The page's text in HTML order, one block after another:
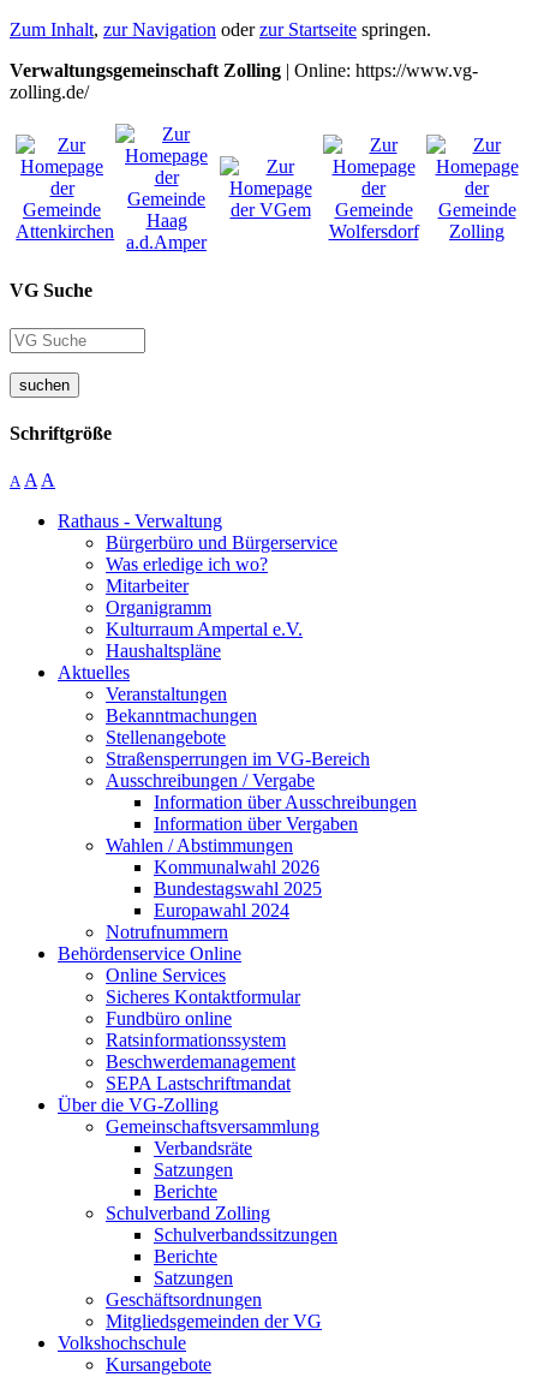
Zum Inhalt, zur Navigation oderzur Startseite springen.
Verwaltungsgemeinschaft Zolling | Online: https://www.vg-
zolling.de/
VG Suche
suchen
Schriftgröße
A A A
Rathaus - Verwaltung
Bürgerbüro und Bürgerservice
Was erledige ich wo?
Mitarbeiter
Organigramm
Kulturraum Ampertal e.V.
Haushaltspläne
Aktuelles
Veranstaltungen
Bekanntmachungen
Stellenangebote
Straßensperrungen im VG-Bereich
Ausschreibungen / Vergabe
Information über Ausschreibungen
Information über Vergaben
Wahlen / Abstimmungen
Kommunalwahl 2026
Bundestagswahl 2025
Europawahl 2024
Notrufnummern
Behördenservice Online
Online Services
Sicheres Kontaktformular
Fundbüro online
Ratsinformationssystem
Beschwerdemanagement
SEPA Lastschriftmandat
Über die VG-Zolling
Gemeinschaftsversammlung
Verbandsräte
Satzungen
Berichte
Schulverband Zolling
Schulverbandssitzungen
Berichte
Satzungen
Geschäftsordnungen
Mitgliedsgemeinden der VG
Volkshochschule
Kursangebote